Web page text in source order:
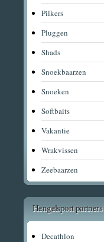
Pilkers
Pluggen
Shads
Snoekbaarzen
Snoeken
Softbaits
Vakantie
Wrakvissen
Zeebaarzen
Hengelsport partners
Decathlon